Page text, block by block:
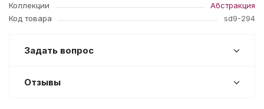
Коллекции
Абстракция
Код товара
sd9-294
Задать вопрос
Отзывы